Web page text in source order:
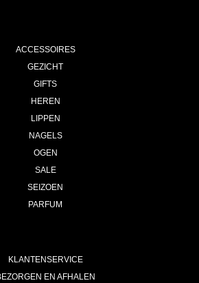
ACCESSOIRES
GEZICHT
GIFTS
HEREN
LIPPEN
NAGELS
OGEN
SALE
SEIZOEN
PARFUM
KLANTENSERVICE
EN AFHALEN